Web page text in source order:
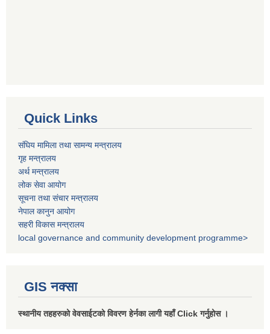
Quick Links
संघिय मामिला तथा सामन्य मन्त्रालय
गृह मन्त्रालय
अर्थ मन्त्रालय
लोक सेवा आयोग
सूचना तथा संचार मन्त्रालय
नेपाल कानुन आयोग
सहरी विकास मन्त्रालय
local governance and community development programme>
GIS नक्सा
स्थानीय तहहरुको वेवसाईटको विवरण हेर्नका लागी यहाँ Click गर्नुहोस ।